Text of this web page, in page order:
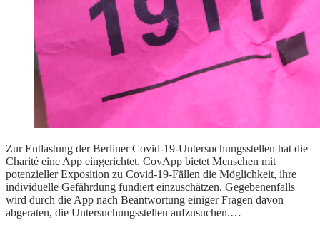
Zur Entlastung der Berliner Covid-19-Untersuchungsstellen hat die
Charité eine App eingerichtet. CovApp bietet Menschen mit
potenzieller Exposition zu Covid-19-Fällen die Möglichkeit, ihre
individuelle Gefährdung fundiert einzuschätzen. Gegebenenfalls
wird durch die App nach Beantwortung einiger Fragen davon
abgeraten, die Untersuchungsstellen aufzusuchen.…